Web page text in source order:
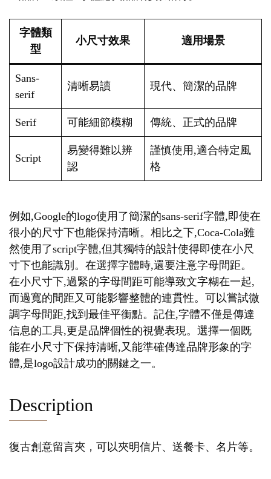
字體類
型
小尺寸效果 適用場景
Sans-
serif
清晰易讀 現代、簡潔的品牌
Serif 可能細節模糊 傳統、正式的品牌
Script
易變得難以辨
認
謹慎使用,適合特定風
格
例如,Google的logo使用了簡潔的sans-serif字體,即使在
很小的尺寸下也能保持清晰。相比之下,Coca-Cola雖
然使用了script字體,但其獨特的設計使得即使在小尺
寸下也能識別。在選擇字體時,還要注意字母間距。
在小尺寸下,過緊的字母間距可能導致文字糊在一起,
而過寬的間距又可能影響整體的連貫性。可以嘗試微
調字母間距,找到最佳平衡點。記住,字體不僅是傳達
信息的工具,更是品牌個性的視覺表現。選擇一個既
能在小尺寸下保持清晰,又能準確傳達品牌形象的字
體,是logo設計成功的關鍵之一。
Description
復古創意留言夾，可以夾明信片、送餐卡、名片等。